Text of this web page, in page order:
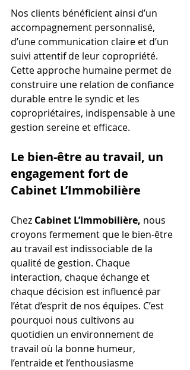
Nos clients bénéficient ainsi d’un
accompagnement personnalisé,
d’une communication claire et d’un
suivi attentif de leur copropriété.
Cette approche humaine permet de
construire une relation de confiance
durable entre le syndic et les
copropriétaires, indispensable à une
gestion sereine et efficace.
Le bien-être au travail, un
engagement fort de
Cabinet L’Immobilière
Chez Cabinet L’Immobilière, nous
croyons fermement que le bien-être
au travail est indissociable de la
qualité de gestion. Chaque
interaction, chaque échange et
chaque décision est influencé par
l’état d’esprit de nos équipes. C’est
pourquoi nous cultivons au
quotidien un environnement de
travail où la bonne humeur,
l’entraide et l’enthousiasme